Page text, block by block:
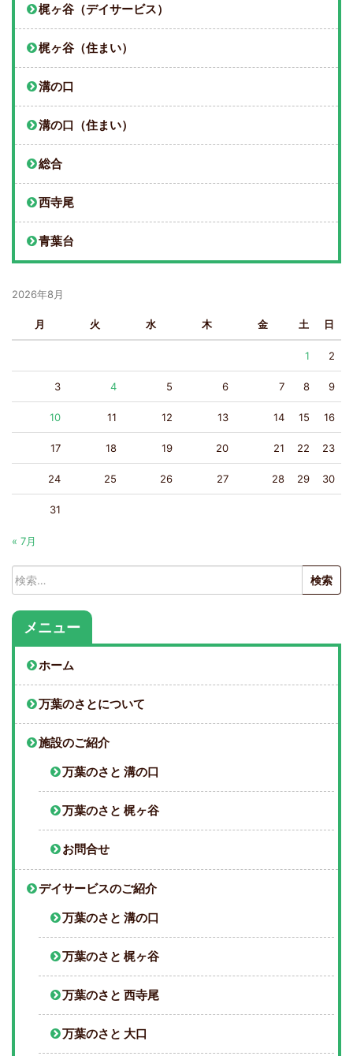
梶ヶ谷（デイサービス）
梶ヶ谷（住まい）
溝の口
溝の口（住まい）
総合
西寺尾
青葉台
2026年8月
月 火 水 木 金 土 日
1 2
3 4 5 6 7 8 9
10 11 12 13 14 15 16
17 18 19 20 21 22 23
24 25 26 27 28 29 30
31
« 7月
検
索:
メニュー
ホーム
万葉のさとについて
施設のご紹介
万葉のさと 溝の口
万葉のさと 梶ヶ谷
お問合せ
デイサービスのご紹介
万葉のさと 溝の口
万葉のさと 梶ヶ谷
万葉のさと 西寺尾
万葉のさと 大口